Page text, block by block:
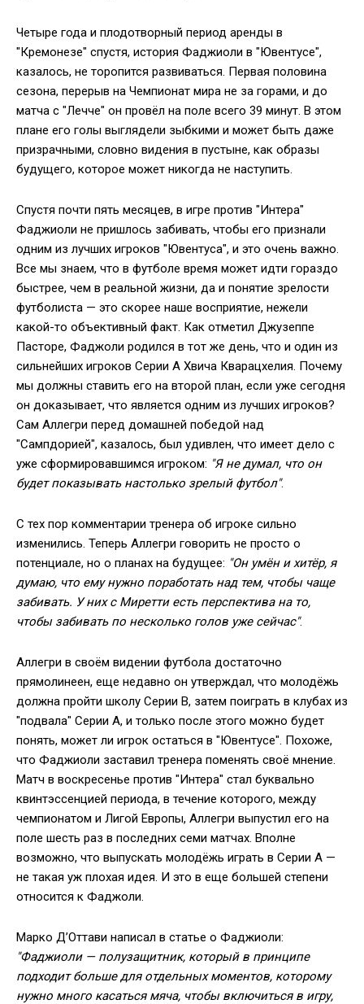
Четыре года и плодотворный период аренды в
"Кремонезе" спустя, история Фаджиоли в "Ювентусе",
казалось, не торопится развиваться. Первая половина
сезона, перерыв на Чемпионат мира не за горами, и до
матча с "Лечче" он провёл на поле всего 39 минут. В этом
плане его голы выглядели зыбкими и может быть даже
призрачными, словно видения в пустыне, как образы
будущего, которое может никогда не наступить.
Спустя почти пять месяцев, в игре против "Интера"
Фаджиоли не пришлось забивать, чтобы его признали
одним из лучших игроков "Ювентуса", и это очень важно.
Все мы знаем, что в футболе время может идти гораздо
быстрее, чем в реальной жизни, да и понятие зрелости
футболиста — это скорее наше восприятие, нежели
какой-то объективный факт. Как отметил Джузеппе
Пасторе, Фаджоли родился в тот же день, что и один из
сильнейших игроков Серии А Хвича Кварацхелия. Почему
мы должны ставить его на второй план, если уже сегодня
он доказывает, что является одним из лучших игроков?
Сам Аллегри перед домашней победой над
"Сампдорией", казалось, был удивлен, что имеет дело с
уже сформировавшимся игроком: "Я не думал, что он
будет показывать настолько зрелый футбол".
С тех пор комментарии тренера об игроке сильно
изменились. Теперь Аллегри говорить не просто о
потенциале, но о планах на будущее: "Он умён и хитёр, я
думаю, что ему нужно поработать над тем, чтобы чаще
забивать. У них с Миретти есть перспектива на то,
чтобы забивать по несколько голов уже сейчас".
Аллегри в своём видении футбола достаточно
прямолинеен, еще недавно он утверждал, что молодёжь
должна пройти школу Серии В, затем поиграть в клубах из
"подвала" Серии А, и только после этого можно будет
понять, может ли игрок остаться в "Ювентусе". Похоже,
что Фаджиоли заставил тренера поменять своё мнение.
Матч в воскресенье против "Интера" стал буквально
квинтэссенцией периода, в течение которого, между
чемпионатом и Лигой Европы, Аллегри выпустил его на
поле шесть раз в последних семи матчах. Вполне
возможно, что выпускать молодёжь играть в Серии А —
не такая уж плохая идея. И это в еще большей степени
относится к Фаджоли.
Марко Д’Оттави написал в статье о Фаджиоли:
"Фаджиоли — полузащитник, который в принципе
подходит больше для отдельных моментов, которому
нужно много касаться мяча, чтобы включиться в игру,